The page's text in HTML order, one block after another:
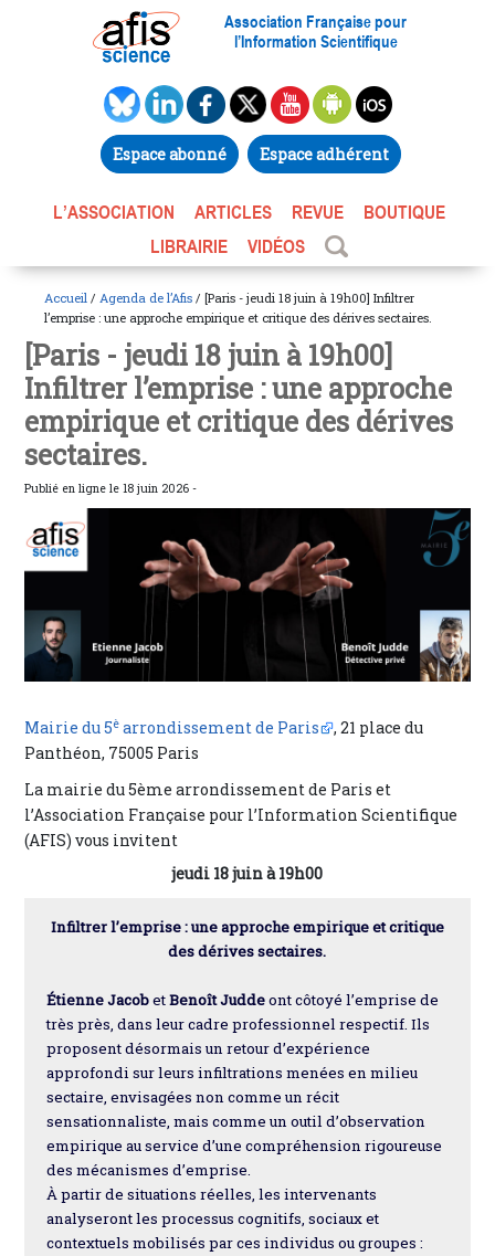
Association Française pour
l’Information Scientifique
Espace abonné Espace adhérent
L’ASSOCIATION ARTICLES REVUE
BOUTIQUE
LIBRAIRIE
VIDÉOS
Accueil / Agenda de l’Afis / [Paris - jeudi 18 juin à 19h00] Infiltrer
l’emprise : une approche empirique et critique des dérives sectaires.
[Paris - jeudi 18 juin à 19h00]
Infiltrer l’emprise : une approche
empirique et critique des dérives
sectaires.
Publié en ligne le 18 juin 2026 -
Mairie du 5è arrondissement de Paris
, 21 place du
Panthéon, 75005 Paris
La mairie du 5ème arrondissement de Paris et
l’Association Française pour l’Information Scientifique
(AFIS) vous invitent
jeudi 18 juin à 19h00
Infiltrer l’emprise : une approche empirique et critique
des dérives sectaires.
Étienne JacobetBenoît Juddeont côtoyé l’emprise de
très près, dans leur cadre professionnel respectif. Ils
proposent désormais un retour d’expérience
approfondi sur leurs infiltrations menées en milieu
sectaire, envisagées non comme un récit
sensationnaliste, mais comme un outil d’observation
empirique au service d’une compréhension rigoureuse
des mécanismes d’emprise.
À partir de situations réelles, les intervenants
analyseront les processus cognitifs, sociaux et
contextuels mobilisés par ces individus ou groupes :